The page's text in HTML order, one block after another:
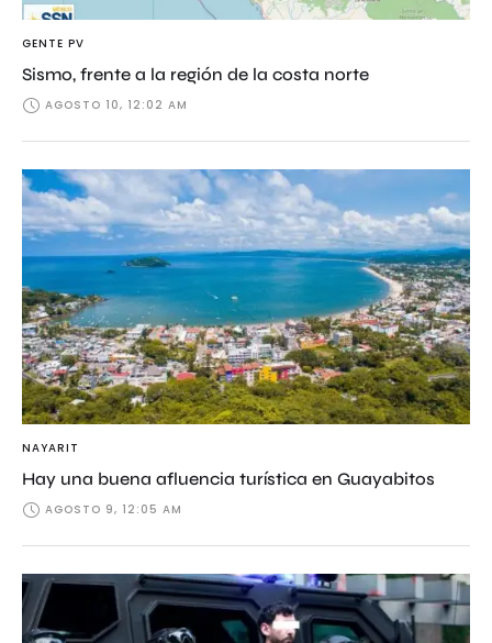
GENTE PV
Sismo, frente a la región de la costa norte
AGOSTO 10, 12:02 AM
NAYARIT
Hay una buena afluencia turística en Guayabitos
AGOSTO 9, 12:05 AM